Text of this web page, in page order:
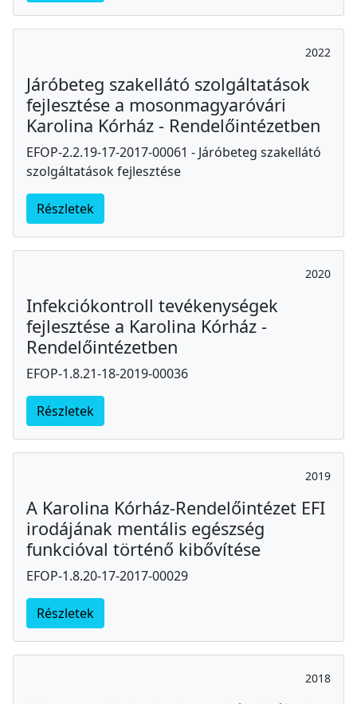
2022
Járóbeteg szakellátó szolgáltatások
fejlesztése a mosonmagyaróvári
Karolina Kórház - Rendelőintézetben
EFOP-2.2.19-17-2017-00061 - Járóbeteg szakellátó
szolgáltatások fejlesztése
Részletek
2020
Infekciókontroll tevékenységek
fejlesztése a Karolina Kórház -
Rendelőintézetben
EFOP-1.8.21-18-2019-00036
Részletek
2019
A Karolina Kórház-Rendelőintézet EFI
irodájának mentális egészség
funkcióval történő kibővítése
EFOP-1.8.20-17-2017-00029
Részletek
2018